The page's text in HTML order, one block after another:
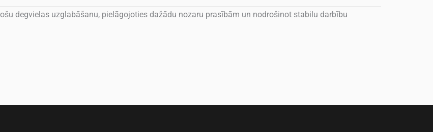
degvielas uzglabāšanu, pielāgojoties dažādu nozaru prasībām un nodrošinot stabilu darbību